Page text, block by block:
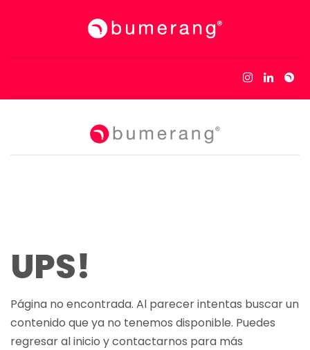
UPS!
Página no encontrada. Al parecer intentas buscar un
contenido que ya no tenemos disponible. Puedes
regresar al inicio y contactarnos para más